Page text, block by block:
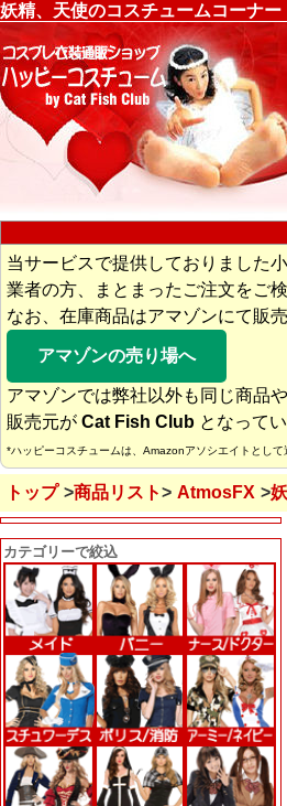
妖精、天使のコスチュームコーナ
当サービスで提供しておりました
業者の方、まとまったご注文をご検
なお、在庫商品はアマゾンにて販
アマゾンの売り場へ
アマゾンでは弊社以外も同じ商品
販売元が Cat Fish Club となって
*ハッピーコスチュームは、Amazonアソシエイトとして
トップ 商品リスト AtmosFX
カテゴリーで絞込